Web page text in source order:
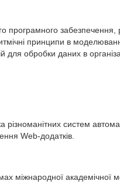
забезпечення,
принципи в
для обробки даних в
систем
Web-додатків.
міжнародної академічної